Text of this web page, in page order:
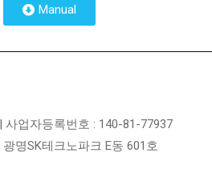
Manual
업자등록번호 : 140-81-77937
명SK테크노파크 E동 601호